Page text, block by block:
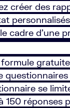
créer des
cadre d’une
questionnaires
se
150 réponses